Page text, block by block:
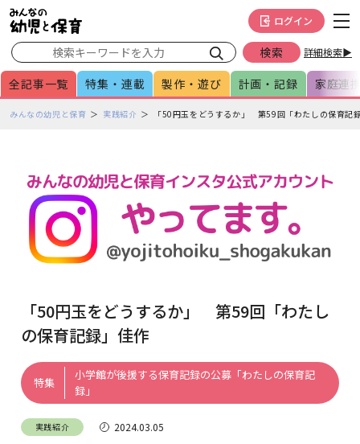
詳細検索▶
ログイン
全記事一覧 特集・連載 製作・遊び 計画・記録 家庭連
ペみんなの幼児と保育 実践紹介 「50円玉をどうするか」 第59回「わたしの保育記
「50円玉をどうするか」 第59回「わたし
の保育記録」佳作
特集
小学館が後援する保育記録の公募「わたしの保育記
録」
実践紹介
2024.03.05